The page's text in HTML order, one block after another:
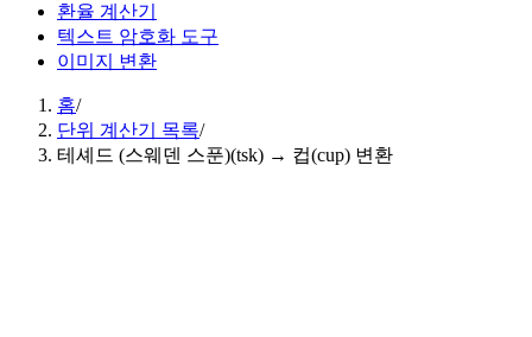
환율 계산기
텍스트 암호화 도구
이미지 변환
홈/
단위 계산기 목록/
테셰드 (스웨덴 스푼)(tsk) → 컵(cup) 변환